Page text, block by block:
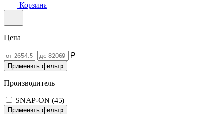
Корзина
Цена
₽
Применить фильтр
Производитель
SNAP-ON (45)
Применить фильтр